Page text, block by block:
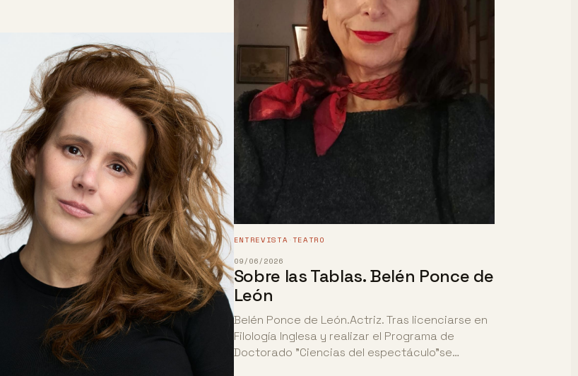
ENTREVISTA · TEATRO
09/06/2026
Sobre las Tablas. Belén Ponce de
León
Belén Ponce de León.Actriz. Tras licenciarse en
Filología Inglesa y realizar el Programa de
Doctorado "Ciencias del espectáculo"se…